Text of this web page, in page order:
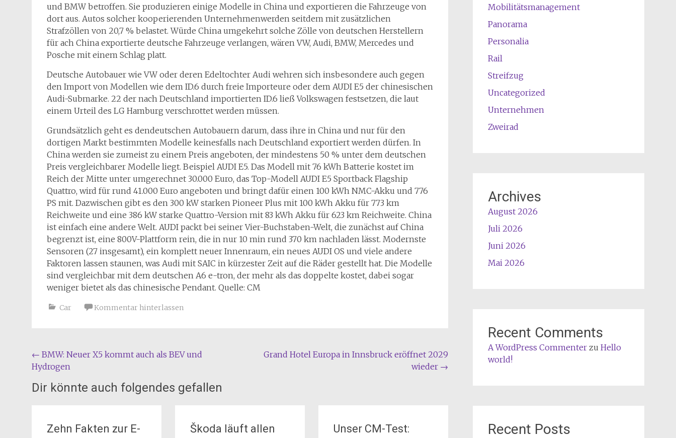
und BMW betroffen. Sie produzieren einige Modelle in China und exportieren die Fahrzeuge von
dort aus. Autos solcher kooperierenden Unternehmenwerden seitdem mit zusätzlichen
Strafzöllen von 20,7 % belastet. Würde China umgekehrt solche Zölle von deutschen Herstellern
für ach China exportierte deutsche Fahrzeuge verlangen, wären VW, Audi, BMW, Mercedes und
Posche mit einem Schlag platt.
Deutsche Autobauer wie VW oder deren Edeltochter Audi wehren sich insbesondere auch gegen
den Import von Modellen wie dem ID.6 durch freie Importeure oder dem AUDI E5 der chinesischen
Audi-Submarke. 22 der nach Deutschland importierten ID.6 ließ Volkswagen festsetzen, die laut
einem Urteil des LG Hamburg verschrottet werden müssen.
Grundsätzlich geht es dendeutschen Autobauern darum, dass ihre in China und nur für den
dortigen Markt bestimmten Modelle keinesfalls nach Deutschland exportiert werden dürfen. In
China werden sie zumeist zu einem Preis angeboten, der mindestens 50 % unter dem deutschen
Preis vergleichbarer Modelle liegt. Beispiel AUDI E5. Das Modell mit 76 kWh Batterie kostet im
Reich der Mitte unter umgerechnet 30.000 Euro, das Top-Modell AUDI E5 Sportback Flagship
Quattro, wird für rund 41.000 Euro angeboten und bringt dafür einen 100 kWh NMC-Akku und 776
PS mit. Dazwischen gibt es den 300 kW starken Pioneer Plus mit 100 kWh Akku für 773 km
Reichweite und eine 386 kW starke Quattro-Version mit 83 kWh Akku für 623 km Reichweite. China
ist einfach eine andere Welt. AUDI packt bei seiner Vier-Buchstaben-Welt, die zunächst auf China
begrenzt ist, eine 800V-Plattform rein, die in nur 10 min rund 370 km nachladen lässt. Modernste
Sensoren (27 insgesamt), ein komplett neuer Innenraum, ein neues AUDI OS und viele andere
Faktoren lassen staunen, was Audi mit SAIC in kürzester Zeit auf die Räder gestellt hat. Die Modelle
sind vergleichbar mit dem deutschen A6 e-tron, der mehr als das doppelte kostet, dabei sogar
weniger bietet als das chinesische Pendant. Quelle: CM
Car Kommentar hinterlassen
Beitragsnavigation
← BMW: Neuer X5 kommt auch als BEV und
Hydrogen
Grand Hotel Europa in Innsbruck eröffnet 2029
wieder →
Dir könnte auch folgendes gefallen
Zehn Fakten zur E-
Škoda läuft allen
Unser CM-Test:
Mobilitätsmanagement
Panorama
Personalia
Rail
Streifzug
Uncategorized
Unternehmen
Zweirad
Archives
August 2026
Juli 2026
Juni 2026
Mai 2026
Recent Comments
A WordPress Commenterzu Hello
world!
Recent Posts